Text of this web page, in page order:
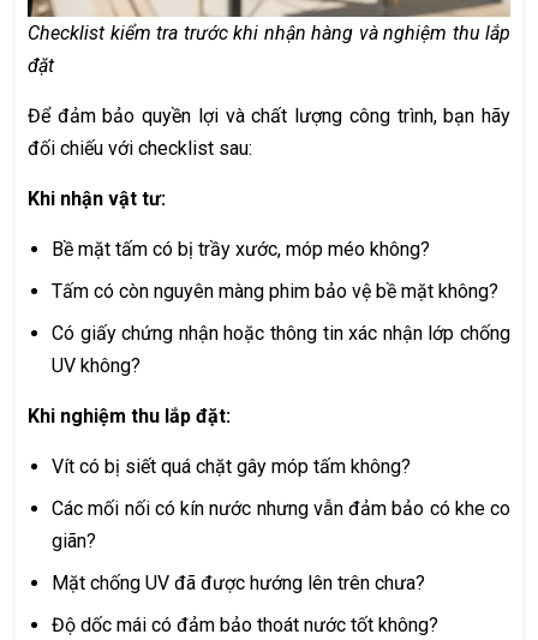
Checklist kiểm tra trước khi nhận hàng và nghiệm thu lắp
đặt
Để đảm bảo quyền lợi và chất lượng công trình, bạn hãy
đối chiếu với checklist sau:
Khi nhận vật tư:
Bề mặt tấm có bị trầy xước, móp méo không?
Tấm có còn nguyên màng phim bảo vệ bề mặt không?
Có giấy chứng nhận hoặc thông tin xác nhận lớp chống
UV không?
Khi nghiệm thu lắp đặt:
Vít có bị siết quá chặt gây móp tấm không?
Các mối nối có kín nước nhưng vẫn đảm bảo có khe co
giãn?
Mặt chống UV đã được hướng lên trên chưa?
Độ dốc mái có đảm bảo thoát nước tốt không?